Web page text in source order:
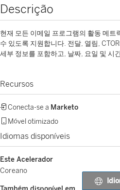
Descrição
현재 모든 이메일 프로그램의 활동 메
수 있도록 지원합니다. 전달, 열림,
세부 정보를 포함하고, 날짜, 요일 및 시
Recursos
Conecta-se a Marketo
Móvel otimizado
Idiomas disponíveis
Este Acelerador
Coreano